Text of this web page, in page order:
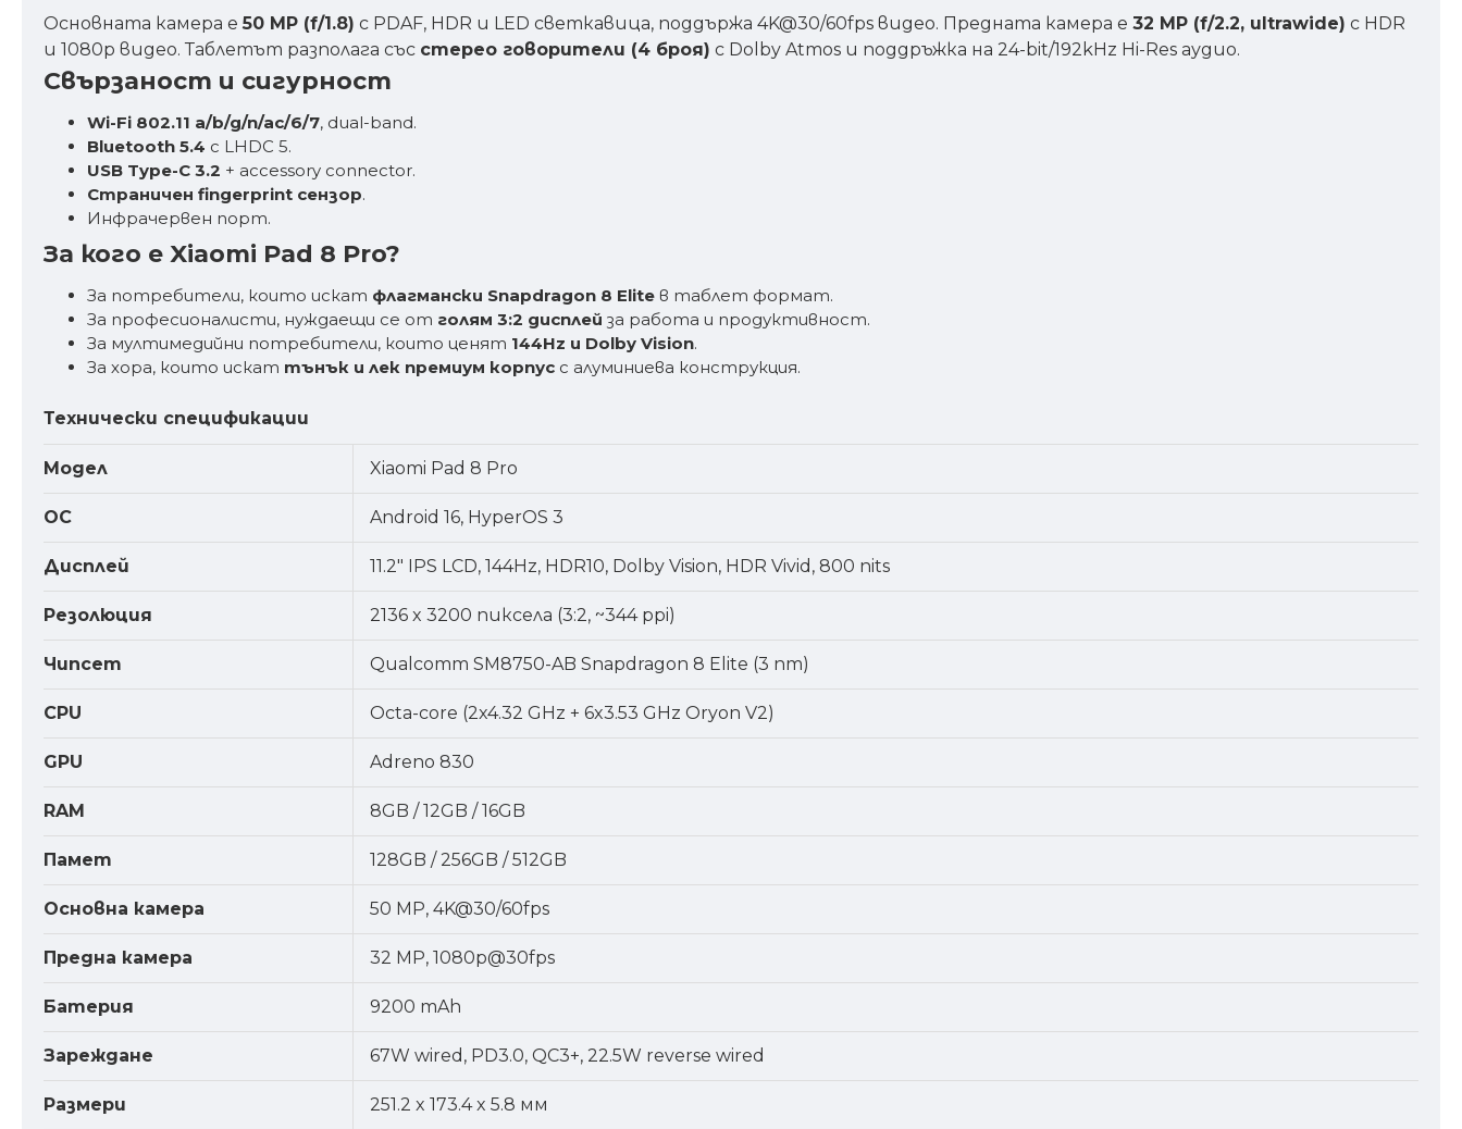
Основната камера е 50 MP (f/1.8) с PDAF, HDR и LED светкавица, поддържа 4K@30/60fps видео. Предната камера е 32 MP (f/2.2, ultrawide) с HDR
и 1080p видео. Таблетът разполага със стерео говорители (4 броя) с Dolby Atmos и поддръжка на 24-bit/192kHz Hi-Res аудио.
Свързаност и сигурност
Wi-Fi 802.11 a/b/g/n/ac/6/7, dual-band.
Bluetooth 5.4 с LHDC 5.
USB Type-C 3.2 + accessory connector.
Страничен fingerprint сензор.
Инфрачервен порт.
За кого е Xiaomi Pad 8 Pro?
За потребители, които искат флагмански Snapdragon 8 Elite в таблет формат.
За професионалисти, нуждаещи се от голям 3:2 дисплей за работа и продуктивност.
За мултимедийни потребители, които ценят 144Hz и Dolby Vision.
За хора, които искат тънък и лек премиум корпус с алуминиева конструкция.
Технически спецификации
Модел Xiaomi Pad 8 Pro
ОС Android 16, HyperOS 3
Дисплей 11.2" IPS LCD, 144Hz, HDR10, Dolby Vision, HDR Vivid, 800 nits
Резолюция 2136 x 3200 пиксела (3:2, ~344 ppi)
Чипсет Qualcomm SM8750-AB Snapdragon 8 Elite (3 nm)
CPU Octa-core (2x4.32 GHz + 6x3.53 GHz Oryon V2)
GPU Adreno 830
RAM 8GB / 12GB / 16GB
Памет 128GB / 256GB / 512GB
Основна камера 50 MP, 4K@30/60fps
Предна камера 32 MP, 1080p@30fps
Батерия 9200 mAh
Зареждане 67W wired, PD3.0, QC3+, 22.5W reverse wired
Размери 251.2 x 173.4 x 5.8 мм